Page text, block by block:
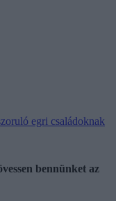
egri családoknak
bennünket az